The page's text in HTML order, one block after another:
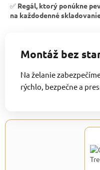
✅ Regál, ktorý ponúkne
na každodenné
Montáž bez
Na želanie
rýchlo, bezpečne a